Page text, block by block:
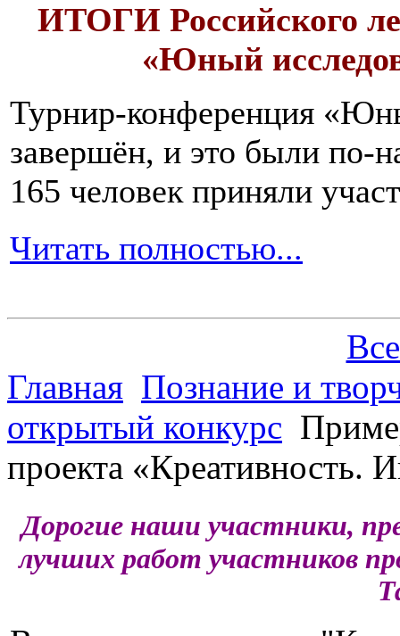
ИТОГИ Российского
«Юный
Турнир-конференция
завершён, и это были по-
165 человек приняли
Читать полностью...
Главная Познание и
открытый конкурс
проекта «Креативность.
Дорогие наши участники,
лучших работ участников